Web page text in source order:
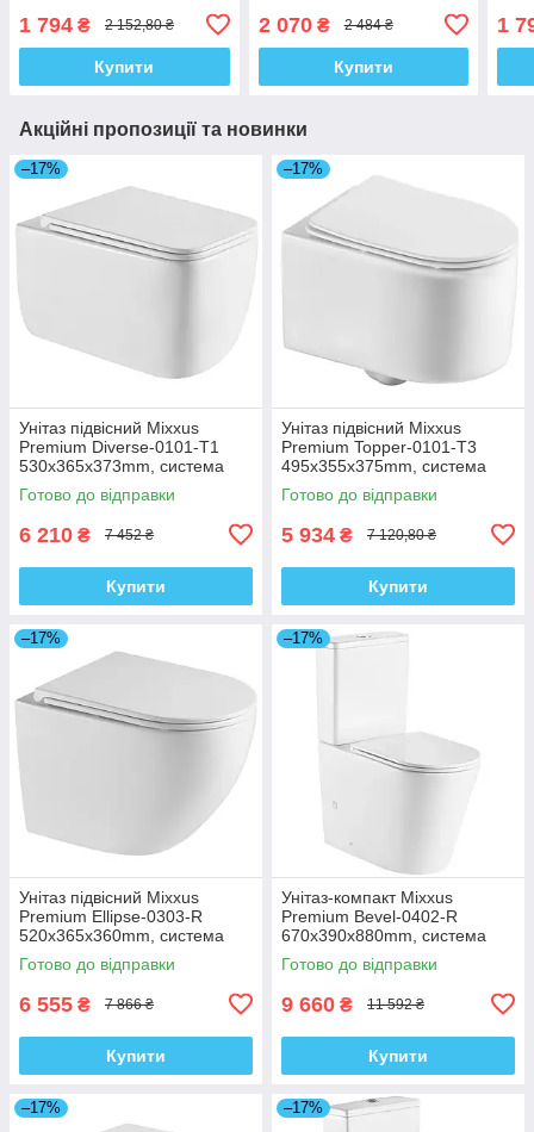
420х334х36mm (MI6695)
1 794 ₴ 2 152,80 ₴
Купити
дюропласт з мікроліфтом
(KR5617)
2 070₴ 2 484 ₴
Купити
1
Акційні пропозиції та новинки
–17%
Унітаз підвісний Mixxus
Premium Diverse-0101-T1
530x365x373mm, система
змиву Tornado 1.0 (MP6477)
Готово до відправки
6 210 ₴ 7 452 ₴
Купити
–17%
Унітаз підвісний Mixxus
Premium Topper-0101-T3
495x355x375mm, система
змиву Tornado 1.0 (MP6476)
Готово до відправки
5 934 ₴ 7 120,80 ₴
Купити
–17%
Унітаз підвісний Mixxus
Premium Ellipse-0303-R
520x365x360mm, система
змиву Rimless (MP6463)
Готово до відправки
6 555 ₴ 7 866 ₴
Купити
–17%
Унітаз-компакт Mixxus
Premium Bevel-0402-R
670x390x880mm, система
змиву RIMLESS (MP6474)
Готово до відправки
9 660 ₴ 11 592 ₴
Купити
–17% –17%